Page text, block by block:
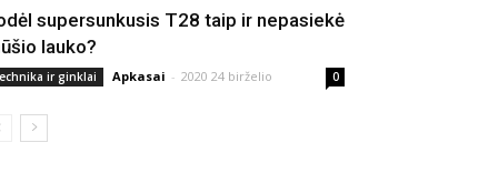
supersunkusis T28 taip ir nepasiekė
lauko?
ir ginklai Apkasai - 2020 24 birželio 0